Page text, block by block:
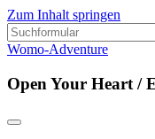
Zum Inhalt springen
Suchen
nach:
Womo-Adventure
Open Your Heart /